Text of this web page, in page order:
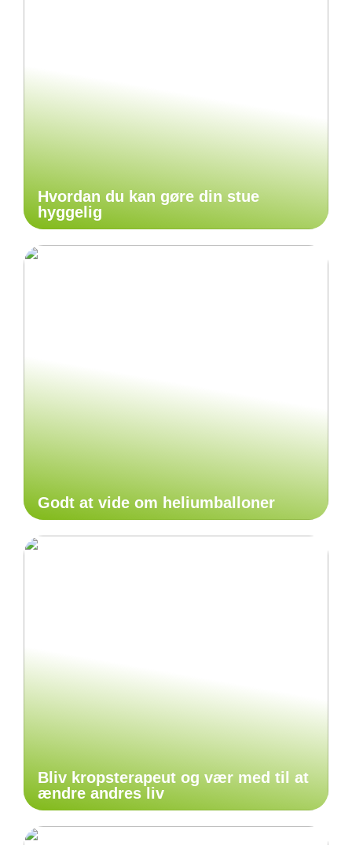
Hvordan du kan gøre din stue
hyggelig
Godt at vide om heliumballoner
Bliv kropsterapeut og vær med til at
ændre andres liv